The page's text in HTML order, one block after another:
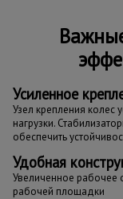
Усиленное
Узел крепления
нагрузки.
обеспечить
Удобная
Увеличенное рабочее
рабочей площадки